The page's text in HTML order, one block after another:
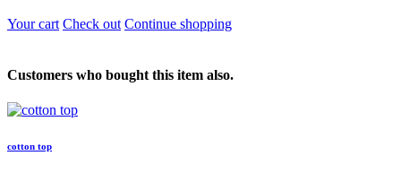
Your cart Check out Continue shopping
Customers who bought this item also.
cotton top